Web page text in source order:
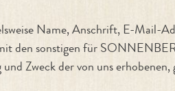
Name, Anschrift, E-Mail-
den sonstigen für
Zweck der von uns